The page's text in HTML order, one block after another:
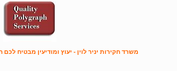
משרד חקירות יניר לוין - יעוץ ומודיעין מבטיח